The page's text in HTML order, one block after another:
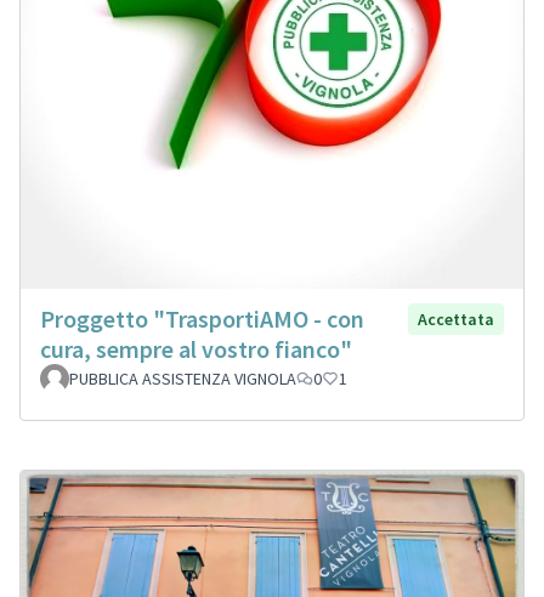
Proggetto "TrasportiAMO - con
cura, sempre al vostro fianco"
Accettata
PUBBLICA ASSISTENZA VIGNOLA 0 1